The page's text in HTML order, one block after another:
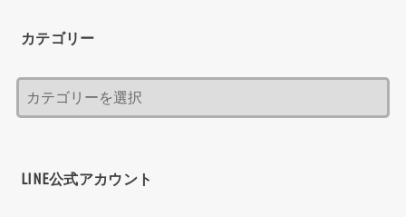
カテゴリー
LINE公式アカウント